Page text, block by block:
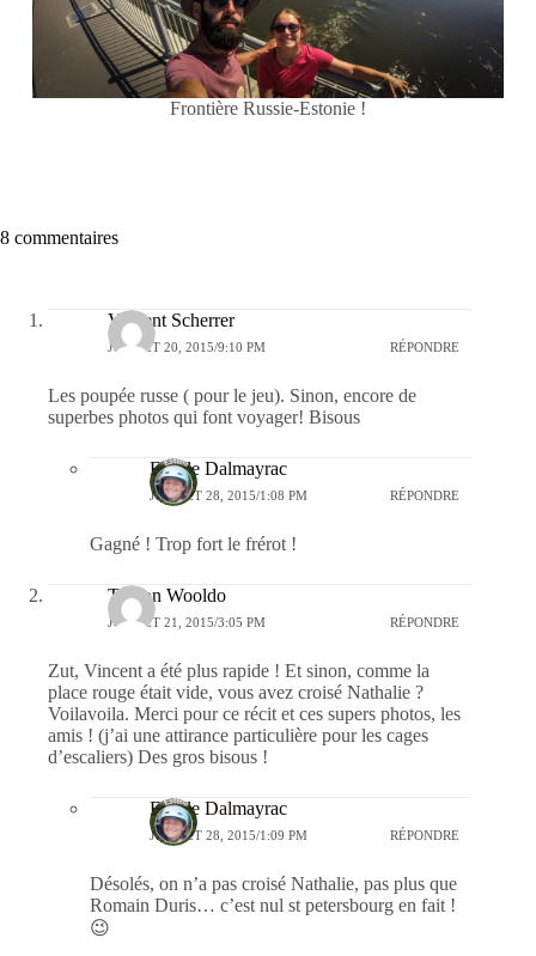
Frontière Russie-Estonie !
8 commentaires
Vincent Scherrer
JUILLET 20, 2015/9:10 PM RÉPONDRE
Les poupée russe ( pour le jeu). Sinon, encore de
superbes photos qui font voyager! Bisous
Estelle Dalmayrac
JUILLET 28, 2015/1:08 PM RÉPONDRE
Gagné ! Trop fort le frérot !
Tonton Wooldo
JUILLET 21, 2015/3:05 PM RÉPONDRE
Zut, Vincent a été plus rapide ! Et sinon, comme la
place rouge était vide, vous avez croisé Nathalie ?
Voilavoila. Merci pour ce récit et ces supers photos, les
amis ! (j’ai une attirance particulière pour les cages
d’escaliers) Des gros bisous !
Estelle Dalmayrac
JUILLET 28, 2015/1:09 PM RÉPONDRE
Désolés, on n’a pas croisé Nathalie, pas plus que
Romain Duris… c’est nul st petersbourg en fait !
😉